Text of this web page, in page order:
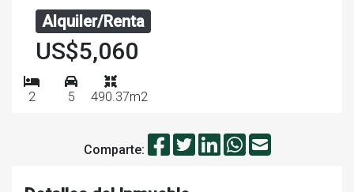
Alquiler/Renta
US$5,060
2 5 490.37m2
Comparte: